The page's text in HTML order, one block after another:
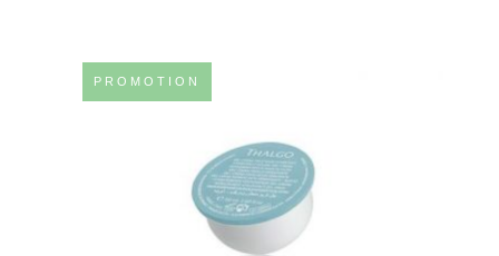
PROMOTION